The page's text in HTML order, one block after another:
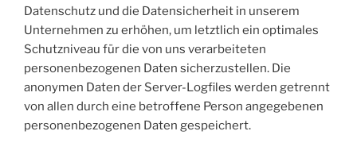
Datenschutz und die Datensicherheit in unserem
Unternehmen zu erhöhen, um letztlich ein optimales
Schutzniveau für die von uns verarbeiteten
personenbezogenen Daten sicherzustellen. Die
anonymen Daten der Server-Logfiles werden getrennt
von allen durch eine betroffene Person angegebenen
personenbezogenen Daten gespeichert.